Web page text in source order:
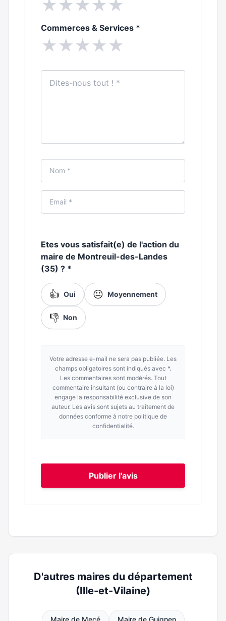
★★★★★
Commerces & Services *
★★★★★
Etes vous satisfait(e) de l'action du
maire de Montreuil-des-Landes
(35) ? *
👍 Oui 😐 Moyennement
👎 Non
Votre adresse e-mail ne sera pas publiée. Les
champs obligatoires sont indiqués avec *.
Les commentaires sont modérés. Tout
commentaire insultant (ou contraire à la loi)
engage la responsabilité exclusive de son
auteur. Les avis sont sujets au traitement de
données conforme à notre politique de
confidentialité.
Publier l'avis
D'autres maires du département
(Ille-et-Vilaine)
Maire de Mecé Maire de Guignen